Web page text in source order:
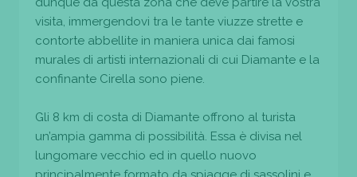
visita, immergendovi tra le tante viuzze strette e
contorte abbellite in maniera unica dai famosi
murales di artisti internazionali di cui Diamante e la
confinante Cirella sono piene.
Gli 8 km di costa di Diamante offrono al turista
un’ampia gamma di possibilità. Essa è divisa nel
lungomare vecchio ed in quello nuovo